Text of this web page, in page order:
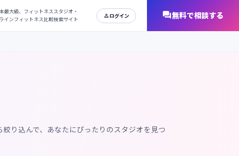
日本最大級、フィットネススタジオ・
オンラインフィットネス比較検索サイト
り込んで、あなたにぴったりのスタジオを見つ